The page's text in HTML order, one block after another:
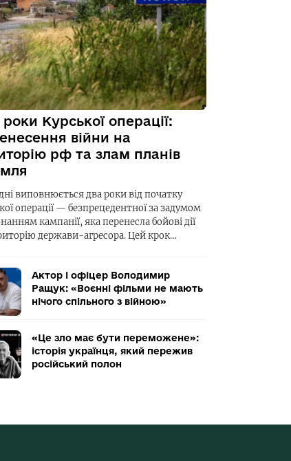
Курської операції:
війни на
рф та злам планів
виповнюється два роки від початку
операції — безпрецедентної за задумом
кампанії, яка перенесла бойові дії
держави-агресора. Цей крок…
Актор і офіцер Володимир
Ращук: «Воєнні фільми не мають
нічого спільного з війною»
«Це зло має бути переможене»:
історія українця, який пережив
російський полон